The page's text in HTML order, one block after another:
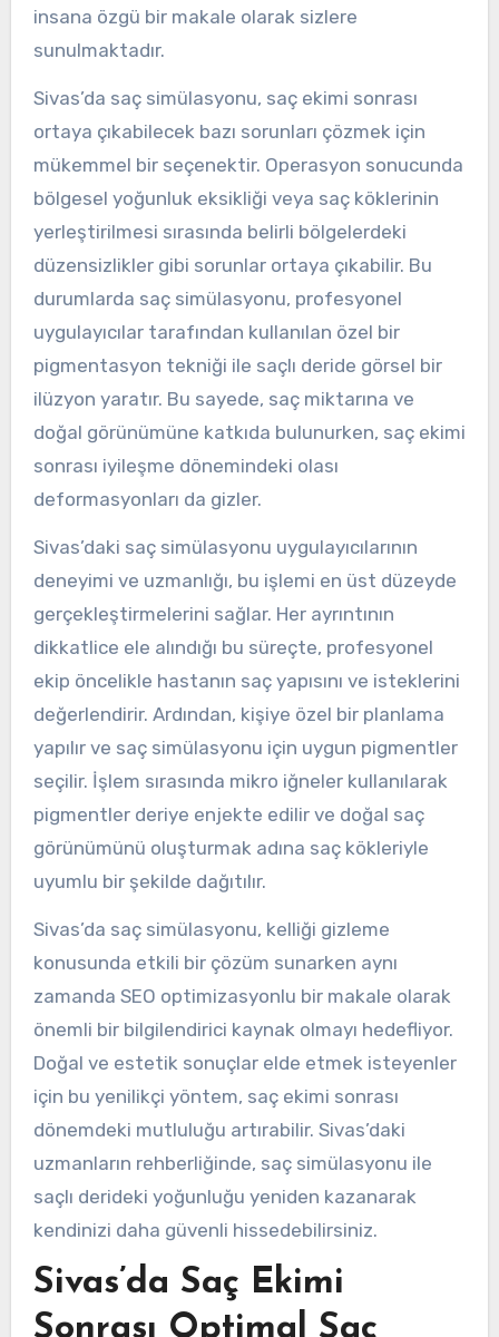
insana özgü bir makale olarak sizlere
sunulmaktadır.
Sivas’da saç simülasyonu, saç ekimi sonrası
ortaya çıkabilecek bazı sorunları çözmek için
mükemmel bir seçenektir. Operasyon sonucunda
bölgesel yoğunluk eksikliği veya saç köklerinin
yerleştirilmesi sırasında belirli bölgelerdeki
düzensizlikler gibi sorunlar ortaya çıkabilir. Bu
durumlarda saç simülasyonu, profesyonel
uygulayıcılar tarafından kullanılan özel bir
pigmentasyon tekniği ile saçlı deride görsel bir
ilüzyon yaratır. Bu sayede, saç miktarına ve
doğal görünümüne katkıda bulunurken, saç ekimi
sonrası iyileşme dönemindeki olası
deformasyonları da gizler.
Sivas’daki saç simülasyonu uygulayıcılarının
deneyimi ve uzmanlığı, bu işlemi en üst düzeyde
gerçekleştirmelerini sağlar. Her ayrıntının
dikkatlice ele alındığı bu süreçte, profesyonel
ekip öncelikle hastanın saç yapısını ve isteklerini
değerlendirir. Ardından, kişiye özel bir planlama
yapılır ve saç simülasyonu için uygun pigmentler
seçilir. İşlem sırasında mikro iğneler kullanılarak
pigmentler deriye enjekte edilir ve doğal saç
görünümünü oluşturmak adına saç kökleriyle
uyumlu bir şekilde dağıtılır.
Sivas’da saç simülasyonu, kelliği gizleme
konusunda etkili bir çözüm sunarken aynı
zamanda SEO optimizasyonlu bir makale olarak
önemli bir bilgilendirici kaynak olmayı hedefliyor.
Doğal ve estetik sonuçlar elde etmek isteyenler
için bu yenilikçi yöntem, saç ekimi sonrası
dönemdeki mutluluğu artırabilir. Sivas’daki
uzmanların rehberliğinde, saç simülasyonu ile
saçlı derideki yoğunluğu yeniden kazanarak
kendinizi daha güvenli hissedebilirsiniz.
Sivas’da Saç Ekimi
Sonrası Optimal Saç